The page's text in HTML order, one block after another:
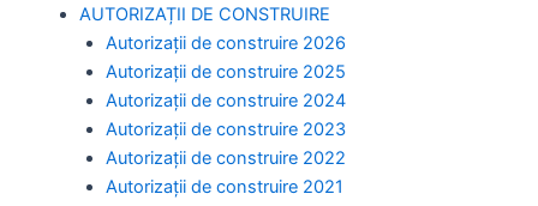
AUTORIZAȚII DE CONSTRUIRE
Autorizații de construire 2026
Autorizații de construire 2025
Autorizații de construire 2024
Autorizații de construire 2023
Autorizații de construire 2022
Autorizații de construire 2021